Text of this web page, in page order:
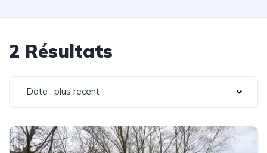
2 Résultats
Date : plus recent